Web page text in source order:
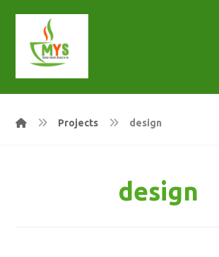
Projects design
design